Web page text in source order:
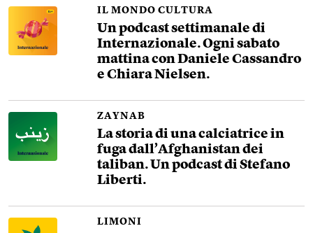
IL MONDO CULTURA
Un podcast settimanale di
Internazionale. Ogni sabato
mattina con Daniele Cassandro
e Chiara Nielsen.
ZAYNAB
La storia di una calciatrice in
fuga dall’Afghanistan dei
taliban. Un podcast di Stefano
Liberti.
LIMONI